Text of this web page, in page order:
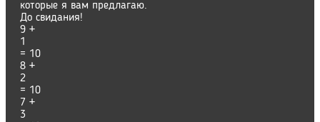
которые я вам предлагаю.
До свидания!
9 +
1
= 10
8 +
2
= 10
7 +
3